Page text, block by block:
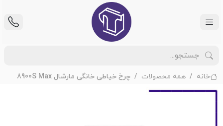
خانه همه محصولات چرخ خیاطی خانگی مارشال 8900S Max